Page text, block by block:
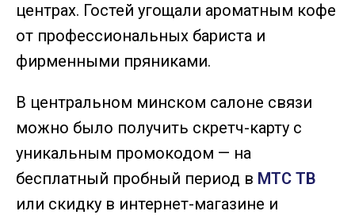
центрах. Гостей угощали ароматным кофе
от профессиональных бариста и
фирменными пряниками.
В центральном минском салоне связи
можно было получить скретч-карту с
уникальным промокодом — на
бесплатный пробный период в МТС ТВ
или скидку в интернет-магазине и